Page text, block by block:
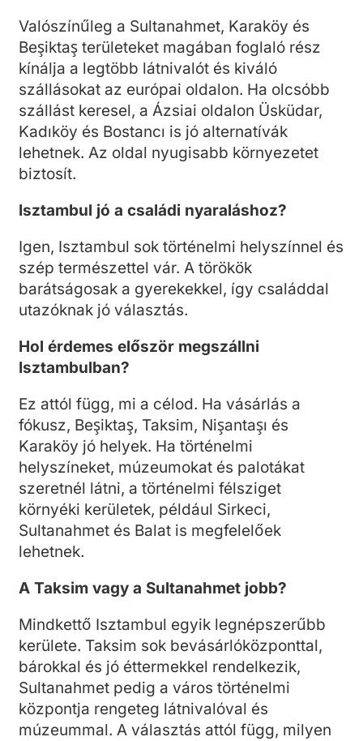
Valószínűleg a Sultanahmet, Karaköy és
Beşiktaş területeket magában foglaló rész
kínálja a legtöbb látnivalót és kiváló
szállásokat az európai oldalon. Ha olcsóbb
szállást keresel, a Ázsiai oldalon Üsküdar,
Kadıköy és Bostancı is jó alternatívák
lehetnek. Az oldal nyugisabb környezetet
biztosít.
Isztambul jó a családi nyaraláshoz?
Igen, Isztambul sok történelmi helyszínnel és
szép természettel vár. A törökök
barátságosak a gyerekekkel, így családdal
utazóknak jó választás.
Hol érdemes először megszállni
Isztambulban?
Ez attól függ, mi a célod. Ha vásárlás a
fókusz, Beşiktaş, Taksim, Nişantaşı és
Karaköy jó helyek. Ha történelmi
helyszíneket, múzeumokat és palotákat
szeretnél látni, a történelmi félsziget
környéki kerületek, például Sirkeci,
Sultanahmet és Balat is megfelelőek
lehetnek.
A Taksim vagy a Sultanahmet jobb?
Mindkettő Isztambul egyik legnépszerűbb
kerülete. Taksim sok bevásárlóközponttal,
bárokkal és jó éttermekkel rendelkezik,
Sultanahmet pedig a város történelmi
központja rengeteg látnivalóval és
múzeummal. A választás attól függ, milyen